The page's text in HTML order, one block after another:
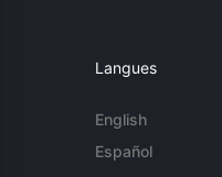
Langues
English
Español